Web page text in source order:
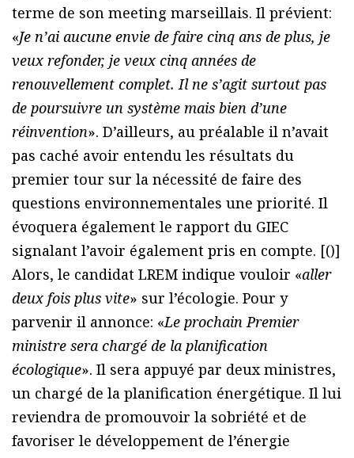
terme de son meeting marseillais. Il prévient:
«Je n’ai aucune envie de faire cinq ans de plus, je
veux refonder, je veux cinq années de
renouvellement complet. Il ne s’agit surtout pas
de poursuivre un système mais bien d’une
réinvention». D’ailleurs, au préalable il n’avait
pas caché avoir entendu les résultats du
premier tour sur la nécessité de faire des
questions environnementales une priorité. Il
évoquera également le rapport du GIEC
signalant l’avoir également pris en compte. [()]
Alors, le candidat LREM indique vouloir «aller
deux fois plus vite» sur l’écologie. Pour y
parvenir il annonce: «Le prochain Premier
ministre sera chargé de la planification
écologique». Il sera appuyé par deux ministres,
un chargé de la planification énergétique. Il lui
reviendra de promouvoir la sobriété et de
favoriser le développement de l’énergie